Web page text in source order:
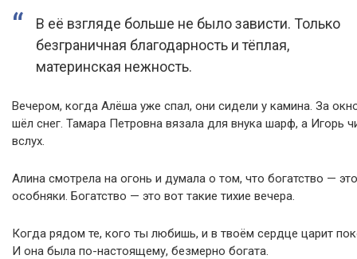
В её взгляде больше не было зависти. Только
безграничная благодарность и тёплая,
материнская нежность.
Вечером, когда Алёша уже спал, они сидели у камина. За
шёл снег. Тамара Петровна вязала для внука шарф, а Игорь
вслух.
Алина смотрела на огонь и думала о том, что богатство —
особняки. Богатство — это вот такие тихие вечера.
Когда рядом те, кого ты любишь, и в твоём сердце царит
И она была по-настоящему, безмерно богата.